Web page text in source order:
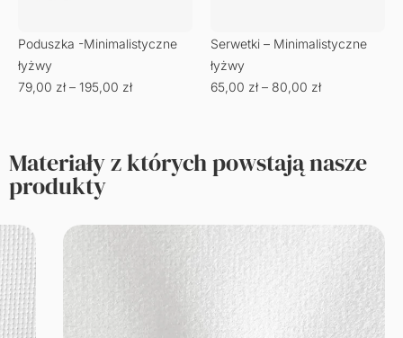
Poduszka -Minimalistyczne
łyżwy
79,00 zł – 195,00 zł
Serwetki – Minimalistyczne
łyżwy
65,00 zł – 80,00 zł
Materiały z których powstają nasze
produkty